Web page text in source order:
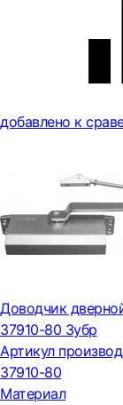
добавлено к
Доводчик
37910-80 Зубр
Артикул
37910-80
Материал